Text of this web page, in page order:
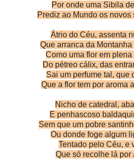
Por onde uma Sibila
Prediz ao Mundo os
Átrio do Céu, assenta
Que arranca da
Como uma flor em
Do pétreo cálix, das
Sai um perfume tal, que
Que a flor tem por aroma
Nicho de catedral,
E penhascoso
Sem que um pobre
Ou donde foge algum
Tentado pelo Céu, e
Que só recolhe lá por